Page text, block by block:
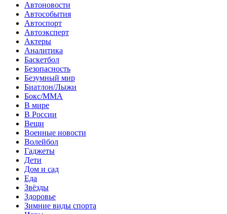
Автоновости
Автособытия
Автоспорт
Автоэксперт
Актеры
Аналитика
Баскетбол
Безопасность
Безумный мир
Биатлон/Лыжи
Бокс/MMA
В мире
В России
Вещи
Военные новости
Волейбол
Гаджеты
Дети
Дом и сад
Еда
Звёзды
Здоровье
Зимние виды спорта